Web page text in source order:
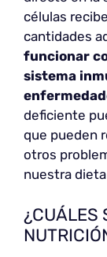
células
cantidades
funcionar
sistema
deficiente
que pueden
otros
nuestra
¿CUÁLES